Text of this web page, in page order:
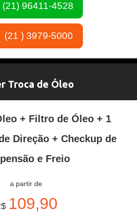
(21) 96411-4528
(21 ) 3979-5000
Troca de Óleo
+ Filtro de Óleo + 1
Direção + Checkup de
e Freio
a partir de
109,90